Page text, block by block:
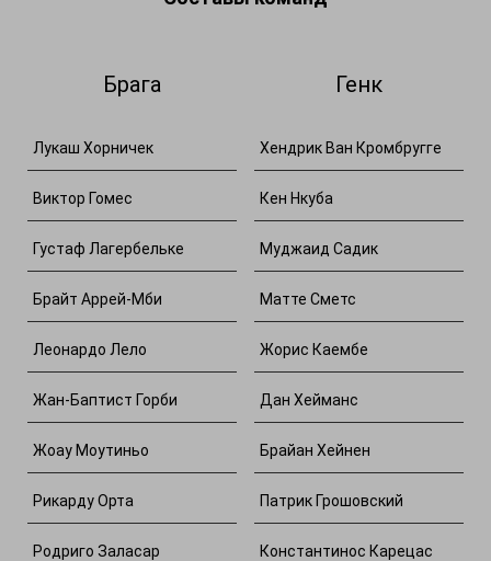
Брага
Лукаш Хорничек
Виктор Гомес
Густаф Лагербельке
Брайт Аррей-Мби
Леонардо Лело
Жан-Баптист Горби
Жоау Моутиньо
Рикарду Орта
Родриго Заласар
Генк
Хендрик Ван Кромбругге
Кен Нкуба
Муджаид Садик
Матте Сметс
Жорис Каембе
Дан Хейманс
Брайан Хейнен
Патрик Грошовский
Константинос Карецас